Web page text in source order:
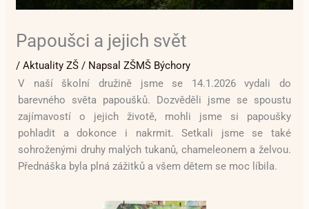
Papoušci a jejich svět
/Aktuality ZŠ / NapsalZŠMŠ Býchory
V naší školní družině jsme se 14.1.2026 vydali do
barevného světa papoušků. Dozvěděli jsme se spoustu
zajímavostí o jejich životě, mohli jsme si papoušky
pohladit a dokonce i nakrmit. Setkali jsme se také
sohroženými druhy malých tukanů, chameleonem a želvou.
Přednáška byla plná zážitků a všem dětem se moc líbila.